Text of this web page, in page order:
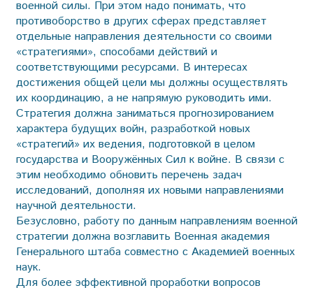
военной силы. При этом надо понимать, что
противоборство в других сферах представляет
отдельные направления деятельности со своими
«стратегиями», способами действий и
соответствующими ресурсами. В интересах
достижения общей цели мы должны осуществлять
их координацию, а не напрямую руководить ими.
Стратегия должна заниматься прогнозированием
характера будущих войн, разработкой новых
«стратегий» их ведения, подготовкой в целом
государства и Вооружённых Сил к войне. В связи с
этим необходимо обновить перечень задач
исследований, дополняя их новыми направлениями
научной деятельности.
Безусловно, работу по данным направлениям военной
стратегии должна возглавить Военная академия
Генерального штаба совместно с Академией военных
наук.
Для более эффективной проработки вопросов